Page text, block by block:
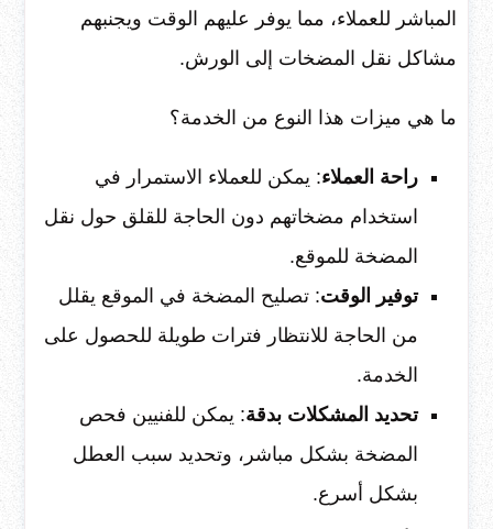
المباشر للعملاء، مما يوفر عليهم الوقت ويجنبهم
مشاكل نقل المضخات إلى الورش.
ما هي ميزات هذا النوع من الخدمة؟
راحة العملاء: يمكن للعملاء الاستمرار في
استخدام مضخاتهم دون الحاجة للقلق حول نقل
المضخة للموقع.
توفير الوقت: تصليح المضخة في الموقع يقلل
من الحاجة للانتظار فترات طويلة للحصول على
الخدمة.
تحديد المشكلات بدقة: يمكن للفنيين فحص
المضخة بشكل مباشر، وتحديد سبب العطل
بشكل أسرع.